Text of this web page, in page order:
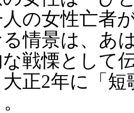
人の女性亡者
情景は、あ
戦慄として
正2年に「